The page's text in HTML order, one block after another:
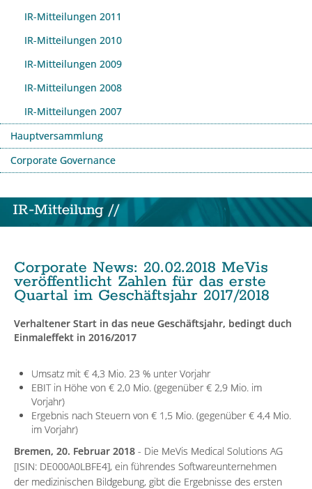
IR-Mitteilungen 2011
IR-Mitteilungen 2010
IR-Mitteilungen 2009
IR-Mitteilungen 2008
IR-Mitteilungen 2007
Hauptversammlung
Corporate Governance
IR-Mitteilung //
Corporate News: 20.02.2018 MeVis
veröffentlicht Zahlen für das erste
Quartal im Geschäftsjahr 2017/2018
Verhaltener Start in das neue Geschäftsjahr, bedingt duch
Einmaleffekt in 2016/2017
Umsatz mit € 4,3 Mio. 23 % unter Vorjahr
EBIT in Höhe von € 2,0 Mio. (gegenüber € 2,9 Mio. im
Vorjahr)
Ergebnis nach Steuern von € 1,5 Mio. (gegenüber € 4,4 Mio.
im Vorjahr)
Bremen, 20. Februar 2018 - Die MeVis Medical Solutions AG
[ISIN: DE000A0LBFE4], ein führendes Softwareunternehmen
der medizinischen Bildgebung, gibt die Ergebnisse des ersten